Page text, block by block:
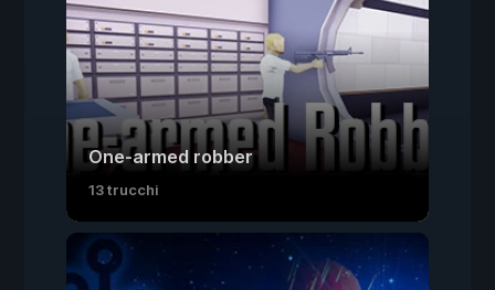
One-armed robber
13 trucchi